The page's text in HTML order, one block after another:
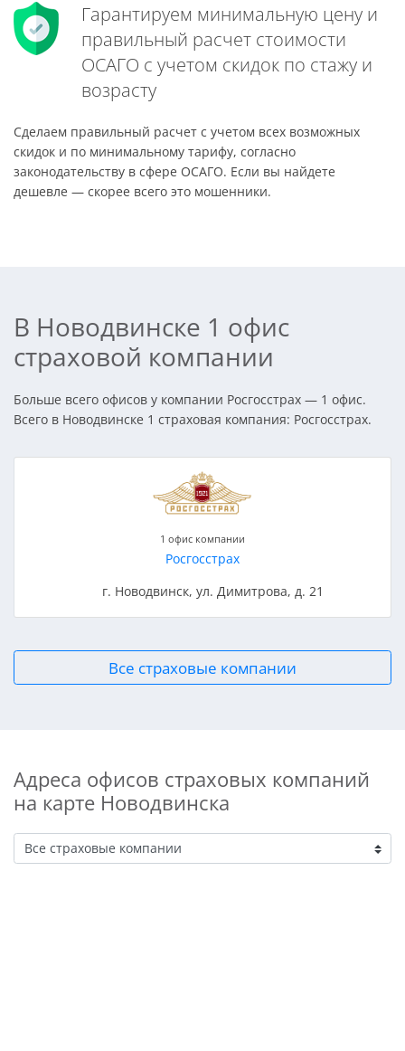
Гарантируем минимальную цену и
правильный расчет стоимости
ОСАГО с учетом скидок по стажу и
возрасту
Сделаем правильный расчет с учетом всех возможных
скидок и по минимальному тарифу, согласно
законодательству в сфере ОСАГО. Если вы найдете
дешевле — скорее всего это мошенники.
В Новодвинске 1 офис
страховой компании
Больше всего офисов у компании Росгосстрах — 1 офис.
Всего в Новодвинске 1 страховая компания: Росгосстрах.
1 офис компании
Росгосстрах
г. Новодвинск, ул. Димитрова, д. 21
Все страховые компании
Адреса офисов страховых компаний
на карте Новодвинска